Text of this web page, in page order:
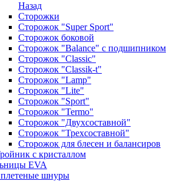
Назад
Сторожки
Сторожок "Super Sport"
Сторожок боковой
Сторожок "Balance" с подшипником
Сторожок "Classic"
Сторожок "Classik-t"
Сторожок "Lamp"
Сторожок "Lite"
Сторожок "Sport"
Сторожок "Termo"
Сторожок "Двухсоставной"
Сторожок "Трехсоставной"
Сторожок для блесен и балансиров
с кристаллом
EVA
шнуры